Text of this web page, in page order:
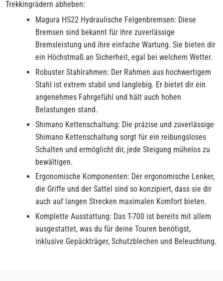
Trekkingrädern abheben:
Magura HS22 Hydraulische Felgenbremsen: Diese
Bremsen sind bekannt für ihre zuverlässige
Bremsleistung und ihre einfache Wartung. Sie bieten dir
ein Höchstmaß an Sicherheit, egal bei welchem Wetter.
Robuster Stahlrahmen: Der Rahmen aus hochwertigem
Stahl ist extrem stabil und langlebig. Er bietet dir ein
angenehmes Fahrgefühl und hält auch hohen
Belastungen stand.
Shimano Kettenschaltung: Die präzise und zuverlässige
Shimano Kettenschaltung sorgt für ein reibungsloses
Schalten und ermöglicht dir, jede Steigung mühelos zu
bewältigen.
Ergonomische Komponenten: Der ergonomische Lenker,
die Griffe und der Sattel sind so konzipiert, dass sie dir
auch auf langen Strecken maximalen Komfort bieten.
Komplette Ausstattung: Das T-700 ist bereits mit allem
ausgestattet, was du für deine Touren benötigst,
inklusive Gepäckträger, Schutzblechen und Beleuchtung.